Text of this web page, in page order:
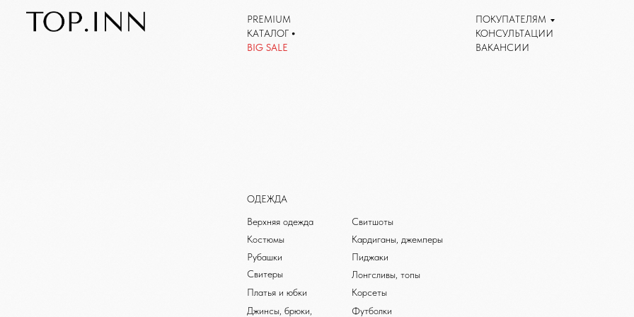
BIG SALE
PREMIUM
ПОКУПАТЕЛЯМ
КОНСУЛЬТАЦИИ
КАТАЛОГ •
КАТАЛОГ
ВАКАНСИИ
ОДЕЖДА
Верхняя одежда
Платья и юбки
Костюмы
Рубашки
Лонгсливы, топы
Корсеты
Свитшоты
Свитеры
Джинсы, брюки,
Пиджаки
Футболки
Кардиганы, джемперы